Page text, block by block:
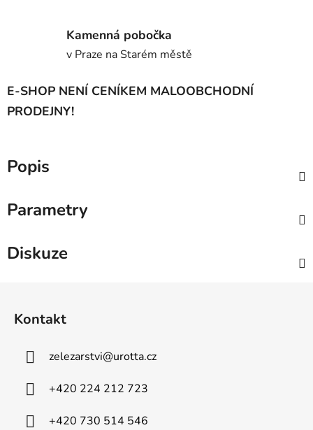
Kamenná pobočka
v Praze na Starém městě
E-SHOP NENÍ CENÍKEM MALOOBCHODNÍ
PRODEJNY!
Popis
Parametry
Diskuze
Kontakt
zelezarstvi@urotta.cz
+420 224 212 723
+420 730 514 546